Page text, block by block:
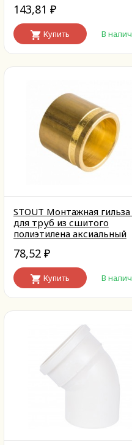
143,81 ₽
Купить В
STOUT Монтажная гильза
для труб из сшитого
полиэтилена аксиальный
78,52 ₽
Купить В